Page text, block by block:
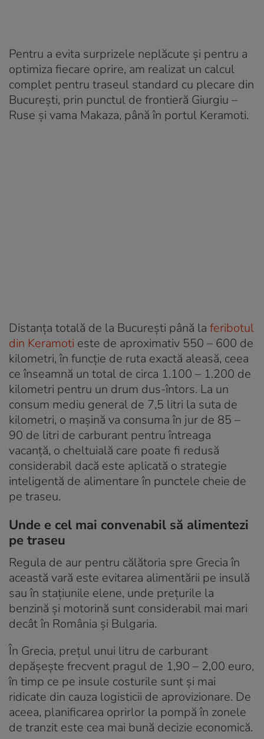
Pentru a evita surprizele neplăcute și pentru a
optimiza fiecare oprire, am realizat un calcul
complet pentru traseul standard cu plecare din
București, prin punctul de frontieră Giurgiu –
Ruse și vama Makaza, până în portul Keramoti.
Distanța totală de la București până la feribotul
din Keramoti este de aproximativ 550 – 600 de
kilometri, în funcție de ruta exactă aleasă, ceea
ce înseamnă un total de circa 1.100 – 1.200 de
kilometri pentru un drum dus-întors. La un
consum mediu general de 7,5 litri la suta de
kilometri, o mașină va consuma în jur de 85 –
90 de litri de carburant pentru întreaga
vacanță, o cheltuială care poate fi redusă
considerabil dacă este aplicată o strategie
inteligentă de alimentare în punctele cheie de
pe traseu.
Unde e cel mai convenabil să alimentezi
pe traseu
Regula de aur pentru călătoria spre Grecia în
această vară este evitarea alimentării pe insulă
sau în stațiunile elene, unde prețurile la
benzină și motorină sunt considerabil mai mari
decât în România și Bulgaria.
În Grecia, prețul unui litru de carburant
depășește frecvent pragul de 1,90 – 2,00 euro,
în timp ce pe insule costurile sunt și mai
ridicate din cauza logisticii de aprovizionare. De
aceea, planificarea oprirlor la pompă în zonele
de tranzit este cea mai bună decizie economică.